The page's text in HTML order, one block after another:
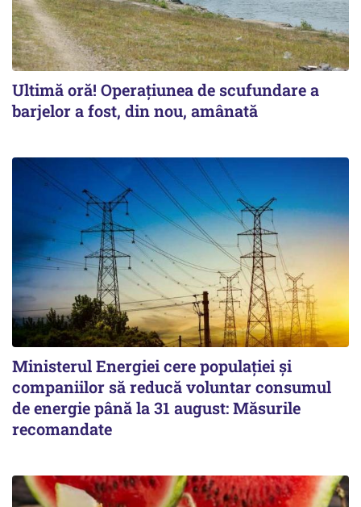
Ultimă oră! Operațiunea de scufundare a
barjelor a fost, din nou, amânată
Ministerul Energiei cere populației și
companiilor să reducă voluntar consumul
de energie până la 31 august: Măsurile
recomandate